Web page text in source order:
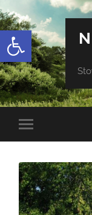
Otwórz
Toggle
mobile